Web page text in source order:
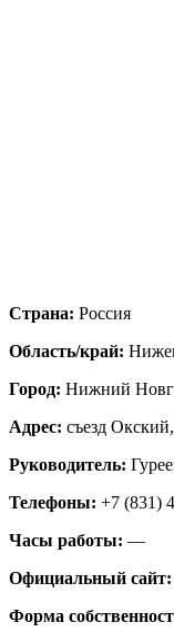
Страна: Россия
Область/край:
Город: Нижний
Адрес: съезд
Руководитель:
Телефоны: +7 (831)
Часы работы: —
Официальный сайт:
Форма